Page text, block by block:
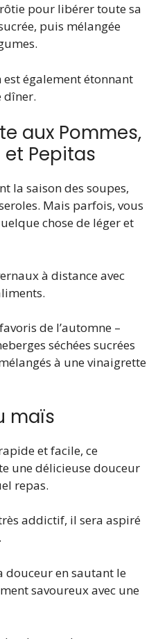
pour libérer toute sa
puis mélangée
est également étonnant
dîner.
aux Pommes,
Pepitas
la saison des soupes,
Mais parfois, vous
chose de léger et
à distance avec
de l’automne –
séchées sucrées
à une vinaigrette
maïs
et facile, ce
une délicieuse douceur
repas.
addictif, il sera aspiré
douceur en sautant le
savoureux avec une